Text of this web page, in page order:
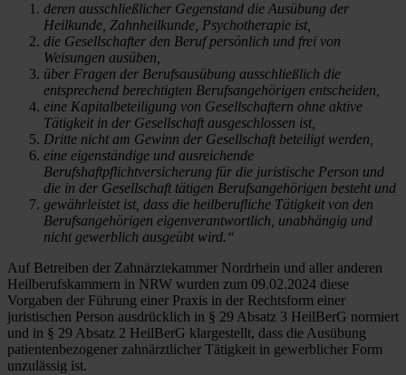
deren ausschließlicher Gegenstand die Ausübung der
Heilkunde, Zahnheilkunde, Psychotherapie ist,
die Gesellschafter den Beruf persönlich und frei von
Weisungen ausüben,
über Fragen der Berufsausübung ausschließlich die
entsprechend berechtigten Berufsangehörigen entscheiden,
eine Kapitalbeteiligung von Gesellschaftern ohne aktive
Tätigkeit in der Gesellschaft ausgeschlossen ist,
Dritte nicht am Gewinn der Gesellschaft beteiligt werden,
eine eigenständige und ausreichende
Berufshaftpflichtversicherung für die juristische Person und
die in der Gesellschaft tätigen Berufsangehörigen besteht und
gewährleistet ist, dass die heilberufliche Tätigkeit von den
Berufsangehörigen eigenverantwortlich, unabhängig und
nicht gewerblich ausgeübt wird.“
Auf Betreiben der Zahnärztekammer Nordrhein und aller anderen
Heilberufskammern in NRW wurden zum 09.02.2024 diese
Vorgaben der Führung einer Praxis in der Rechtsform einer
juristischen Person ausdrücklich in § 29 Absatz 3 HeilBerG normiert
und in § 29 Absatz 2 HeilBerG klargestellt, dass die Ausübung
patientenbezogener zahnärztlicher Tätigkeit in gewerblicher Form
unzulässig ist.